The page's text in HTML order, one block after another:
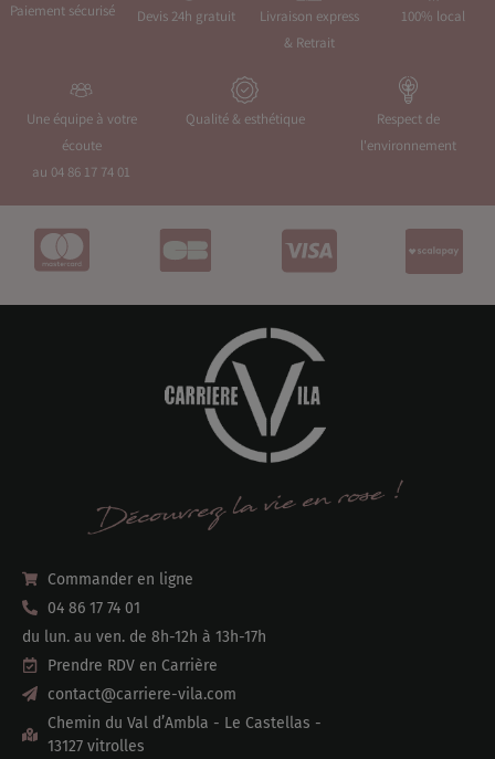
Paiement sécurisé Devis 24h gratuit
Livraison express
& Retrait
100% local
Une équipe à votre
écoute
au 04 86 17 74 01
Qualité & esthétique
Respect de
l'environnement
Commander en ligne
04 86 17 74 01
du lun. au ven. de 8h-12h à 13h-17h
Prendre RDV en Carrière
contact@carriere-vila.com
Chemin du Val d’Ambla - Le Castellas -
13127 vitrolles